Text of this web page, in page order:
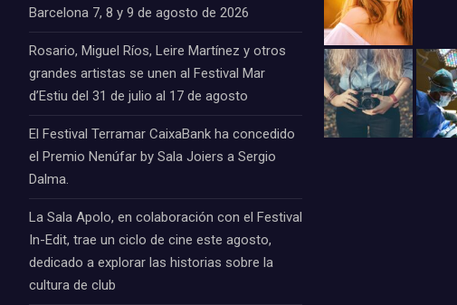
Barcelona 7, 8 y 9 de agosto de 2026
Rosario, Miguel Ríos, Leire Martínez y otros
grandes artistas se unen al Festival Mar
d’Estiu del 31 de julio al 17 de agosto
El Festival Terramar CaixaBank ha concedido
el Premio Nenúfar by Sala Joiers a Sergio
Dalma.
La Sala Apolo, en colaboración con el Festival
In-Edit, trae un ciclo de cine este agosto,
dedicado a explorar las historias sobre la
cultura de club